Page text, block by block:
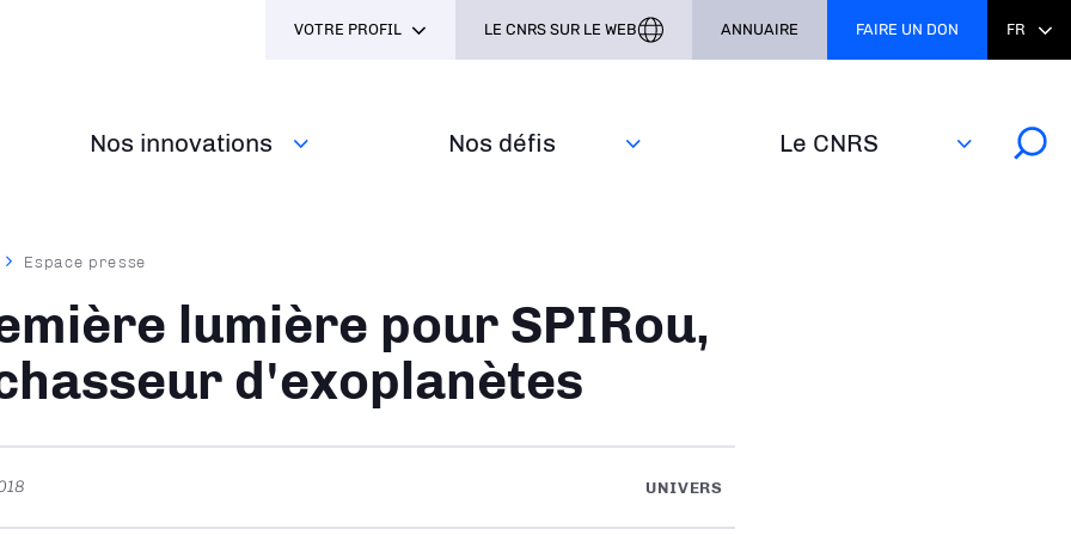
Nos innovations Nos défis‎ Le CNRS
VOTRE PROFIL LE CNRS SUR LE WEB ANNUAIRE FAIRE UN DON FR
Espace presse
lumière pour SPIRou,
d'exoplanètes
UNIVERS